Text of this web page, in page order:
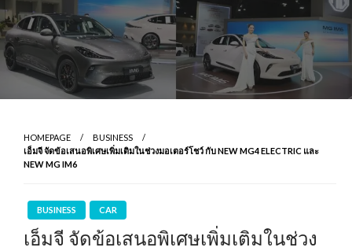
HOMEPAGE
BUSINESS
เอ็มจี จัดข้อเสนอพิเศษเพิ่มเติมในช่วงมอเตอร์โชว์ กับ NEW MG4 ELECTRIC และ
NEW MG IM6
BUSINESS CAR
เอ็มจี จัดข้อเสนอพิเศษเพิ่มเติมในช่วง